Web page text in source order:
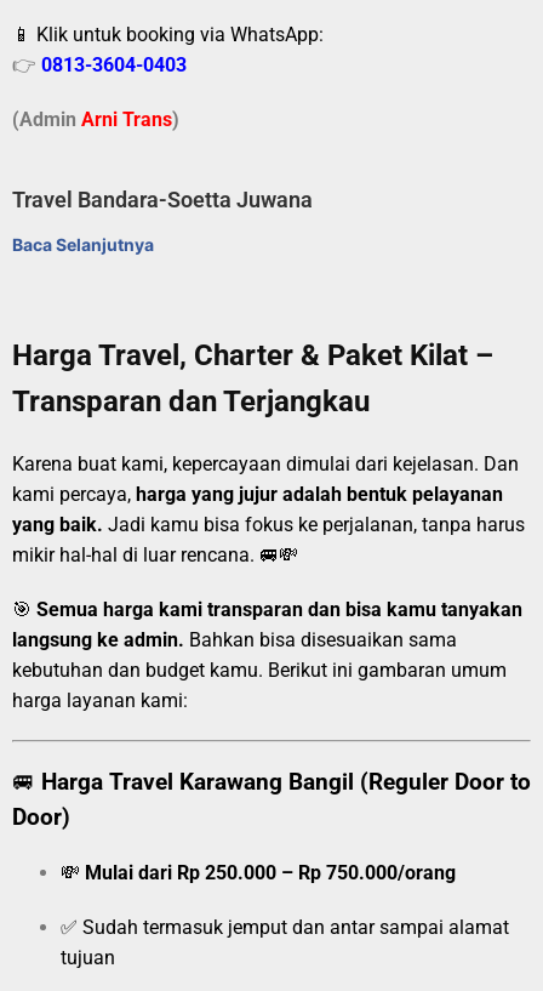
📱 Klik untuk booking via WhatsApp:
👉 0813-3604-0403
(Admin Arni Trans)
Travel Bandara-Soetta Juwana
Baca Selanjutnya
Harga Travel, Charter & Paket Kilat –
Transparan dan Terjangkau
Karena buat kami, kepercayaan dimulai dari kejelasan. Dan
kami percaya, harga yang jujur adalah bentuk pelayanan
yang baik. Jadi kamu bisa fokus ke perjalanan, tanpa harus
mikir hal-hal di luar rencana. 🚐💸
🎯 Semua harga kami transparan dan bisa kamu tanyakan
langsung ke admin. Bahkan bisa disesuaikan sama
kebutuhan dan budget kamu. Berikut ini gambaran umum
harga layanan kami:
🚐 Harga Travel Karawang Bangil (Reguler Door to
Door)
💸 Mulai dari Rp 250.000 – Rp 750.000/orang
✅ Sudah termasuk jemput dan antar sampai alamat
tujuan